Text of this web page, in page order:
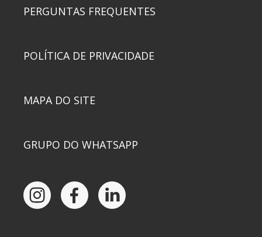
PERGUNTAS FREQUENTES
POLÍTICA DE PRIVACIDADE
MAPA DO SITE
GRUPO DO WHATSAPP